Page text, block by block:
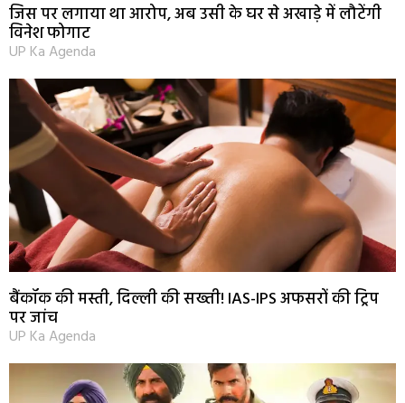
जिस पर लगाया था आरोप, अब उसी के घर से अखाड़े में लौटेंगी
विनेश फोगाट
UP Ka Agenda
बैंकॉक की मस्ती, दिल्ली की सख्ती! IAS-IPS अफसरों की ट्रिप
पर जांच
UP Ka Agenda